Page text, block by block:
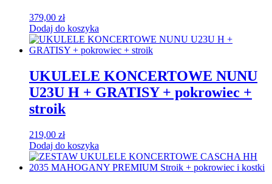
379,00 zł
Dodaj do koszyka
UKULELE KONCERTOWE NUNU
U23U H + GRATISY + pokrowiec +
stroik
219,00 zł
Dodaj do koszyka